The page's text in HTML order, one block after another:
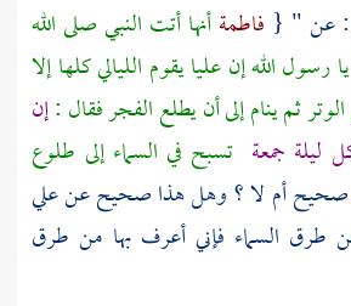
عن " { فاطمةأنها أتت النبي صلى الله
رسول الله إنعليايقوم الليالي كلها إلا
ثم ينام إلى أن يطلع الفجر فقال :إن
ليلة جمعة تسبح في السماء إلى طلوع
أم لا ؟ وهل هذا صحيح عنعلي
طرق السماء فإني أعرف بها من طرق